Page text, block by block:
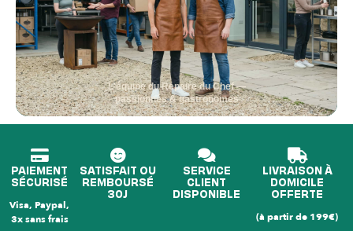
L'équipe du Repaire du Chef —
passionnés & gastronomes
PAIEMENT
SÉCURISÉ
Visa, Paypal,
3x sans frais
SATISFAIT OU
REMBOURSÉ
30J
SERVICE
CLIENT
DISPONIBLE
LIVRAISON À
DOMICILE
OFFERTE
(à partir de 199€)